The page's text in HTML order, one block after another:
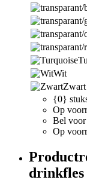
Wit
Zwart
{0}
Op
Bel voor
Op
drinkfles